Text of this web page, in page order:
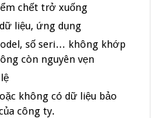
chết trở xuống
liệu, ứng dụng
số seri… không khớp
còn nguyên vẹn
không có dữ liệu bảo
công ty.